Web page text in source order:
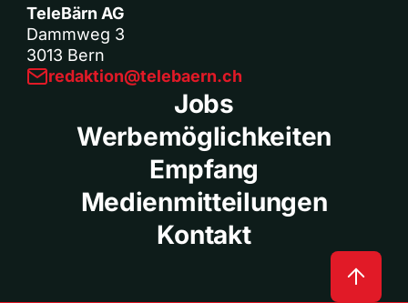
TeleBärn AG
Dammweg 3
3013 Bern
redaktion@telebaern.ch
Jobs
Werbemöglichkeiten
Empfang
Medienmitteilungen
Kontakt